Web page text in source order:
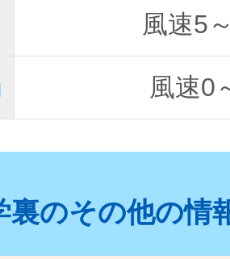
風速5
風速0
裏のその他の情